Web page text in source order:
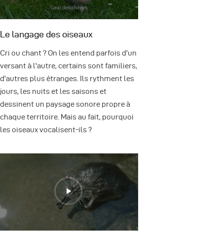
Le langage des oiseaux
Cri ou chant ? On les entend parfois d'un
versant à l'autre, certains sont familiers,
d'autres plus étranges. Ils rythment les
jours, les nuits et les saisons et
dessinent un paysage sonore propre à
chaque territoire. Mais au fait, pourquoi
les oiseaux vocalisent-ils ?